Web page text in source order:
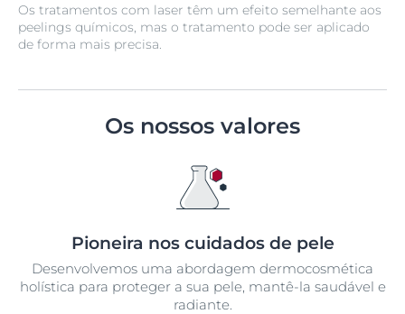
Os tratamentos com laser têm um efeito semelhante aos
peelings químicos, mas o tratamento pode ser aplicado
de forma mais precisa.
Os nossos valores
Pioneira nos cuidados de pele
Desenvolvemos uma abordagem dermocosmética
holística para proteger a sua pele, mantê-la saudável e
radiante.